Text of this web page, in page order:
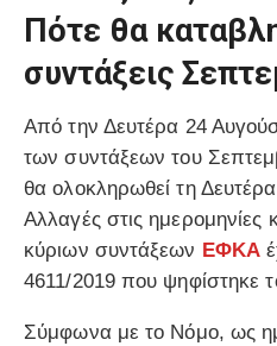
Πότε θα
συντάξεις
Από την Δευτέρα 24
των συντάξεων του
θα ολοκληρωθεί τη
Αλλαγές στις ημερομηνίες
κύριων συντάξεων ΕΦΚΑ
4611/2019 που ψηφίστηκε
Σύμφωνα με το Νόμο, ως